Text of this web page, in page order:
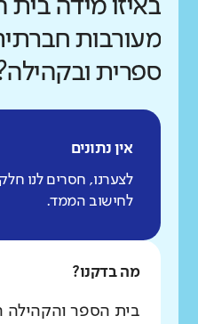
באיזו מידה
מעורבות
ספרית
אין נתונים
לצערנו, חסרים לנו
לחישוב הממד.
מה בדקנו?
בית הספר והקהילה